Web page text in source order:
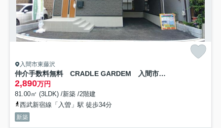
入間市東藤沢
仲介手数料無料 CRADLE GARDEM 入間市東藤沢第29 全1棟
2,890万円
81.00㎡ (3LDK) /新築 /2階建
西武新宿線「入曽」駅 徒歩34分
新築